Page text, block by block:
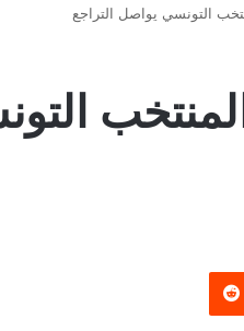
التونسي يواصل التراجع